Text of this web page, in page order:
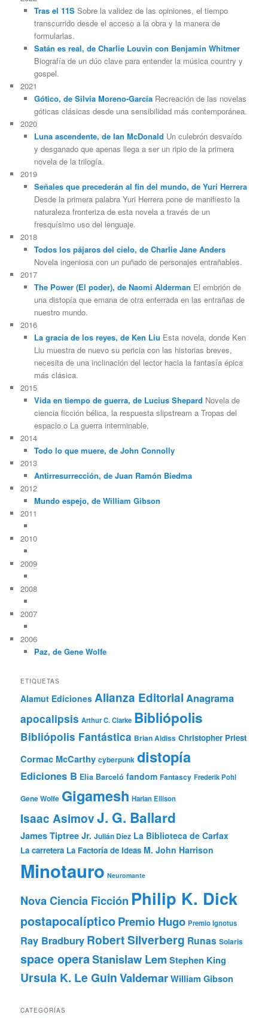
Tras el 11SSobre la validez de las opiniones, el tiempo
transcurrido desde el acceso a la obra y la manera de
formularlas.
Satán es real, de Charlie Louvin con Benjamin Whitmer
Biografía de un dúo clave para entender la música country y
gospel.
2021
Gótico, de Silvia Moreno-GarcíaRecreación de las novelas
góticas clásicas desde una sensibilidad más contemporánea.
2020
Luna ascendente, de Ian McDonald Un culebrón desvaído
y desganado que apenas llega a ser un ripio de la primera
novela de la trilogía.
2019
Señales que precederán al fin del mundo, de Yuri Herrera
Desde la primera palabra Yuri Herrera pone de manifiesto la
naturaleza fronteriza de esta novela a través de un
fresquísimo uso del lenguaje.
2018
Todos los pájaros del cielo, de Charlie Jane Anders
Novela ingeniosa con un puñado de personajes entrañables.
2017
The Power (El poder), de Naomi Alderman El embrión de
una distopía que emana de otra enterrada en las entrañas de
nuestro mundo.
2016
La gracia de los reyes, de Ken Liu Esta novela, donde Ken
Liu muestra de nuevo su pericia con las historias breves,
necesita de una inclinación del lector hacia la fantasía épica
más clásica.
2015
Vida en tiempo de guerra, de Lucius Shepard Novela de
ciencia ficción bélica, la respuesta slipstream a Tropas del
espacio o La guerra interminable.
2014
Todo lo que muere, de John Connolly
2013
Antirresurrección, de Juan Ramón Biedma
2012
Mundo espejo, de William Gibson
2011
2010
2009
2008
2007
2006
Paz, de Gene Wolfe
ETIQUETAS
Alamut Ediciones Alianza Editorial Anagrama
apocalipsis Arthur C. Clarke Bibliópolis
Bibliópolis Fantástica Brian Aldiss Christopher Priest
Cormac McCarthy cyberpunk distopía
Ediciones B Elia Barceló fandom Fantascy Frederik Pohl
Gene Wolfe Gigamesh Harlan Ellison
Isaac AsimovJ. G. Ballard
James Tiptree Jr. Julián Díez La Biblioteca de Carfax
La carretera La Factoría de Ideas M. John Harrison
Minotauro Neuromante
Nova Ciencia Ficción Philip K. Dick
postapocalípticoPremio Hugo Premio Ignotus
Ray Bradbury Robert Silverberg Runas Solaris
space operaStanislaw Lem Stephen King
Ursula K. Le GuinValdemarWilliam Gibson
CATEGORÍAS